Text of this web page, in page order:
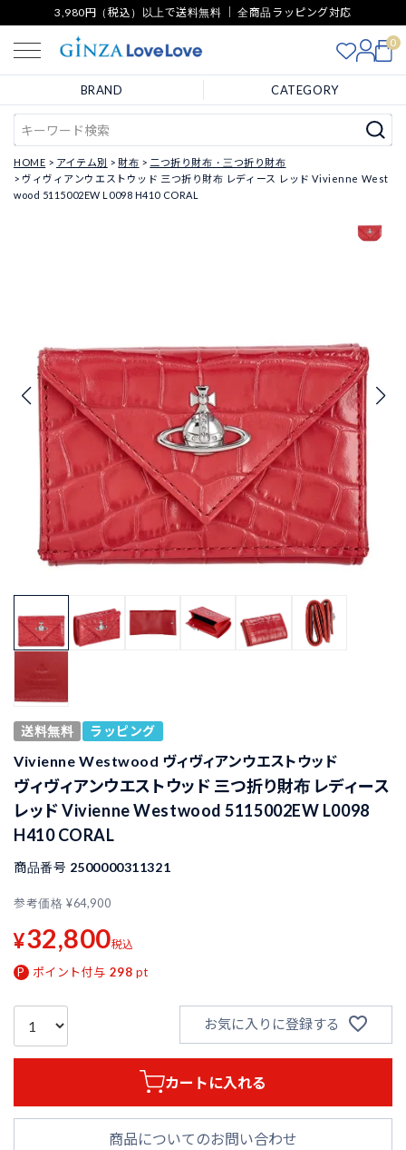
3,980円（税込）以上で送料無料 ｜ 全商品ラッピング対応
0
BRAND CATEGORY
HOME アイテム別 財布
二つ折り財布・三つ折り財布
ヴィヴィアンウエストウッド 三つ折り財布 レディース レッド Vivienne West
wood 5115002EW L0098 H410 CORAL
送料無料 ラッピング
Vivienne Westwood ヴィヴィアンウエストウッド
ヴィヴィアンウエストウッド 三つ折り財布 レディース
レッド Vivienne Westwood 5115002EW L0098
H410 CORAL
商品番号 2500000311321
参考価格 ¥64,900
¥32,800税込
ポイント付与 298 pt
お気に入りに登録する
カートに入れる
商品についてのお問い合わせ